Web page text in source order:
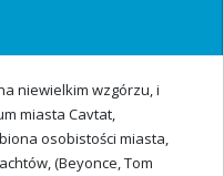
niewielkim wzgórzu, i
miasta Cavtat,
osobistości miasta,
(Beyonce, Tom